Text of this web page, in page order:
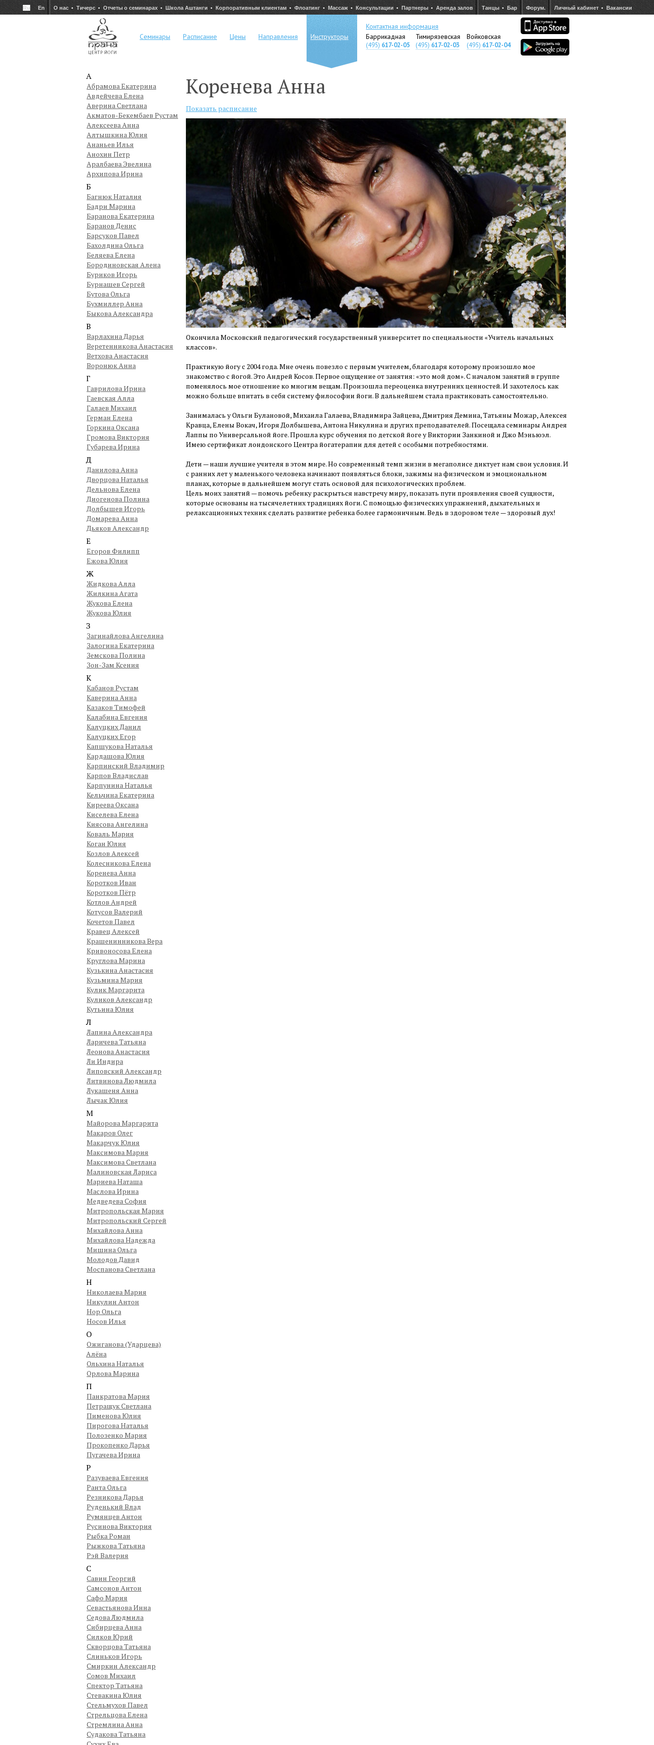
Ru En О нас Тичерс Отчеты о семинарах Школа Аштанги Корпоративным клиентам Флоатинг Массаж Консультации Партнеры Аренда залов Танцы Бар Форум. Личный кабинет Вакансии
Семинары Расписание Цены Направления Инструкторы
Контактная информация
Баррикадная
Тимирязевская Войковская
(495) 617-02-05 (495) 617-02-03 (495) 617-02-04
А
Абрамова Екатерина
Авдейчева Елена
Аверина Светлана
Акматов-Бекембаев Рустам
Алексеева Анна
Алтышкина Юлия
Ананьев Илья
Анохин Петр
Аралбаева Эвелина
Архипова Ирина
Б
Багнюк Наталия
Бадри Марина
Баранова Екатерина
Баранов Денис
Барсуков Павел
Бахолдина Ольга
Беляева Елена
Бородиновская Алена
Буриков Игорь
Бурнашев Сергей
Бутова Ольга
Бухмиллер Анна
Быкова Александра
В
Варлахина Дарья
Веретенникова Анастасия
Ветхова Анастасия
Воронюк Анна
Г
Гаврилова Ирина
Гаевская Алла
Галаев Михаил
Герман Елена
Горкина Оксана
Громова Виктория
Губарева Ирина
Д
Данилова Анна
Дворцова Наталья
Дельнова Елена
Диогенова Полина
Долбышев Игорь
Домарева Анна
Дьяков Александр
Е
Егоров Филипп
Ежова Юлия
Ж
Жидкова Алла
Жилкина Агата
Жукова Елена
Жукова Юлия
З
Загинайлова Ангелина
Залогина Екатерина
Земскова Полина
Зон-Зам Ксения
К
Кабанов Рустам
Каверина Анна
Казаков Тимофей
Калабина Евгения
Калуцких Данил
Калуцких Егор
Капшукова Наталья
Кардашова Юлия
Карпинский Владимир
Карпов Владислав
Карпунина Наталья
Кельчина Екатерина
Киреева Оксана
Киселева Елена
Киясова Ангелина
Коваль Мария
Коган Юлия
Козлов Алексей
Колесникова Елена
Коренева Анна
Коротков Иван
Коротков Пётр
Котлов Андрей
Котусов Валерий
Кочетов Павел
Кравец Алексей
Крашенинникова Вера
Кривоносова Елена
Круглова Марина
Кузькина Анастасия
Кузьмина Мария
Кулик Маргарита
Куликов Александр
Кутьина Юлия
Л
Лапина Александра
Ларичева Татьяна
Леонова Анастасия
Ли Индира
Липовский Александр
Литвинова Людмила
Лукашеня Анна
Лычак Юлия
М
Майорова Маргарита
Макаров Олег
Макарчук Юлия
Максимова Мария
Максимова Светлана
Малиновская Лариса
Мариева Наташа
Маслова Ирина
Медведева София
Митропольская Мария
Митропольский Сергей
Михайлова Анна
Михайлова Надежда
Мишина Ольга
Молодов Давид
Моспанова Светлана
Н
Николаева Мария
Никулин Антон
Нор Ольга
Носов Илья
О
Ожиганова (Ударцева)
Алёна
Ольхина Наталья
Орлова Марина
П
Панкратова Мария
Петращук Светлана
Пименова Юлия
Пирогова Наталья
Полозенко Мария
Прокопенко Дарья
Пугачева Ирина
Р
Разуваева Евгения
Ранта Ольга
Резникова Дарья
Руденький Влад
Румянцев Антон
Русинова Виктория
Рыбка Роман
Рыжкова Татьяна
Рэй Валерия
С
Савин Георгий
Самсонов Антон
Сафо Мария
Севастьянова Инна
Седова Людмила
Сибирцева Анна
Силков Юрий
Скворцова Татьяна
Слиньков Игорь
Смиркин Александр
Сомов Михаил
Спектор Татьяна
Стевакина Юлия
Стельмухов Павел
Стрельцова Елена
Стремлина Анна
Судакова Татьяна
Коренева Анна
Показать расписание
Окончила Московский педагогический государственный университет по специальности «Учитель начальных
классов».
Практикую йогу с 2004 года. Мне очень повезло с первым учителем, благодаря которому произошло мое
знакомство с йогой. Это Андрей Косов. Первое ощущение от занятия: «это мой дом». С началом занятий в группе
поменялось мое отношение ко многим вещам. Произошла переоценка внутренних ценностей. И захотелось как
можно больше впитать в себя систему философии йоги. В дальнейшем стала практиковать самостоятельно.
Занималась у Ольги Булановой, Михаила Галаева, Владимира Зайцева, Дмитрия Демина, Татьяны Можар, Алексея
Кравца, Елены Вокач, Игоря Долбышева, Антона Никулина и других преподавателей. Посещала семинары Андрея
Лаппы по Универсальной йоге. Прошла курс обучения по детской йоге у Виктории Занкиной и Джо Мэньюэл.
Имею сертификат лондонского Центра йогатерапии для детей с особыми потребностями.
Дети — наши лучшие учителя в этом мире. Но современный темп жизни в мегаполисе диктует нам свои условия. И
с ранних лет у маленького человека начинают появляться блоки, зажимы на физическом и эмоциональном
планах, которые в дальнейшем могут стать основой для психологических проблем.
Цель моих занятий — помочь ребенку раскрыться навстречу миру, показать пути проявления своей сущности,
которые основаны на тысячелетних традициях йоги. С помощью физических упражнений, дыхательных и
релаксационных техник сделать развитие ребенка более гармоничным. Ведь в здоровом теле — здоровый дух!